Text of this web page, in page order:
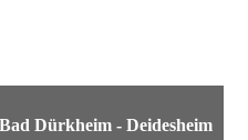
Dürkheim - Deidesheim